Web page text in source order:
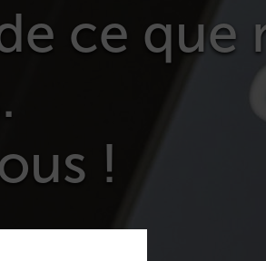
ce que
!